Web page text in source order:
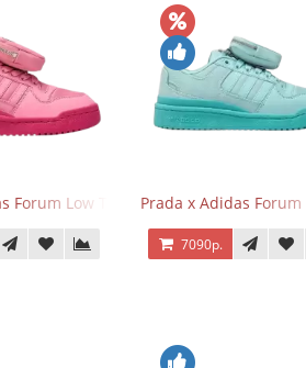
Forum Low Triple PinkPrada x Adidas
7090р.